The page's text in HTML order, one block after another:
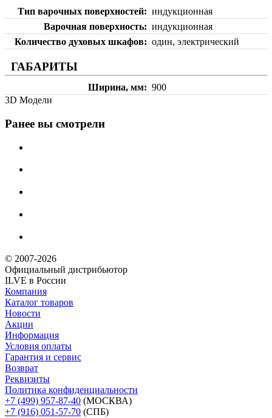
Тип варочных поверхностей
индукционная
Варочная поверхность
индукционная
Количество духовых шкафов
один, электрический
ГАБАРИТЫ
Ширина, мм
900
3D Модели
Ранее вы смотрели
© 2007-2026
Официальный дистрибьютoр
ILVE в России
Компания
Каталог товаров
Новости
Акции
Информация
Условия оплаты
Гарантия и сервис
Возврат
Реквизиты
Политика конфиденциальности
+7 (499) 957-87-40 (МОСКВА)
+7 (916) 051-57-70 (СПБ)